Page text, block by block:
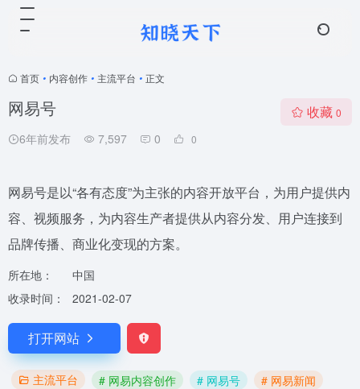
首页 • 内容创作 • 主流平台 • 正文
网易号
6年前发布 7,597 0 0
收藏 0
网易号是以“各有态度”为主张的内容开放平台，为用户提供内
容、视频服务，为内容生产者提供从内容分发、用户连接到
品牌传播、商业化变现的方案。
所在地：
中国
收录时间：
2021-02-07
打开网站
主流平台 # 网易内容创作 # 网易号
# 网易新闻